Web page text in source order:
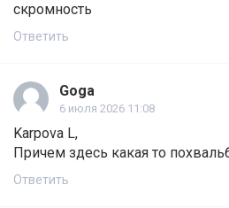
скромность
Ответить
Goga
6 июля 2026 11:08
Karpova L,
Причем здесь какая то
Ответить